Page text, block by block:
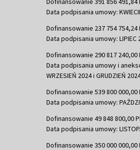
Data podpisania umowy:
Dofinansowanie 237 754 754,24
Data podpisania umowy: LIPIEC
Dofinansowanie 290 817 240,00
Data podpisania umowy i
WRZESIEŃ 2024 i GRUDZIEŃ
Dofinansowanie 539 800 000,00
Data podpisania umowy:
Dofinansowanie 49 848 800,00
Data podpisania umowy:
Dofinansowanie 350 000 000,00